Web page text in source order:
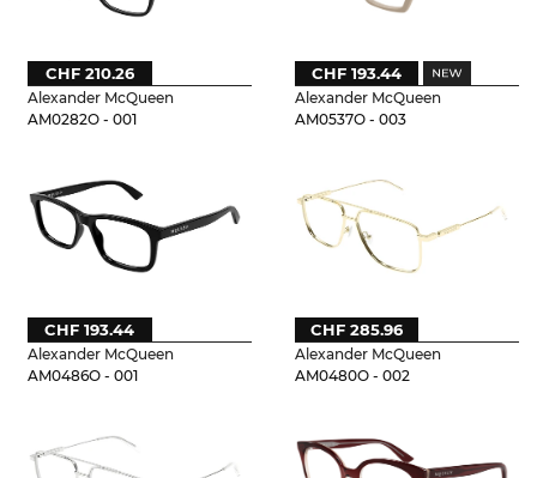
Alexander McQueen
AM0282O - 001
CHF 210.26
Alexander McQueen
AM0537O - 003
CHF 193.44
Alexander McQueen
AM0486O - 001
CHF 193.44
Alexander McQueen
AM0480O - 002
CHF 285.96